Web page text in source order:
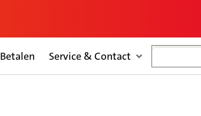
Betalen Service & Contact